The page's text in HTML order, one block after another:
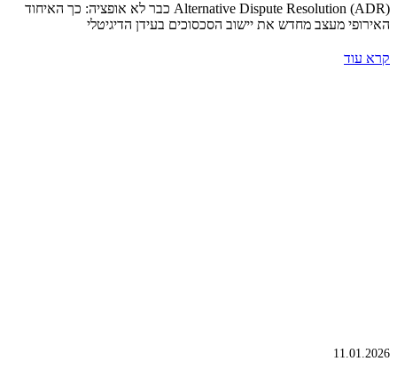
Alternative Dispute Resolution (ADR) כבר לא אופציה: כך האיחוד
האירופי מעצב מחדש את יישוב הסכסוכים בעידן הדיגיטלי
קרא עוד
11.01.2026